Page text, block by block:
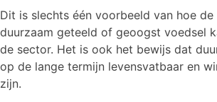
Dit is slechts één voorbeeld van hoe
duurzaam geteeld of geoogst voedsel
de sector. Het is ook het bewijs dat
op de lange termijn levensvatbaar en
zijn.